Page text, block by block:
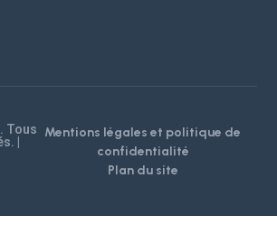
Tous
|
Mentions légales et politique de
confidentialité
Plan du site